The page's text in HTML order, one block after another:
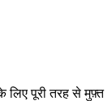
लिए पूरी तरह से मुफ़्त